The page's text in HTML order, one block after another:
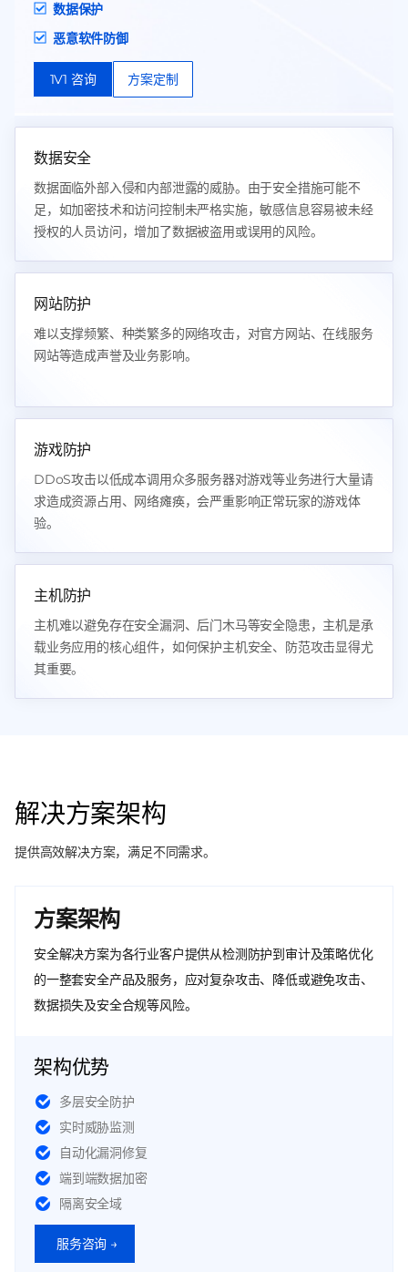
数据保护
恶意软件防御
1V1 咨询 方案定制
数据安全
数据面临外部入侵和内部泄露的威胁。由于安全措施可能不
足，如加密技术和访问控制未严格实施，敏感信息容易被未经
授权的人员访问，增加了数据被盗用或误用的风险。
网站防护
难以支撑频繁、种类繁多的网络攻击，对官方网站、在线服务
网站等造成声誉及业务影响。
游戏防护
DDoS攻击以低成本调用众多服务器对游戏等业务进行大量请
求造成资源占用、网络瘫痪，会严重影响正常玩家的游戏体
验。
主机防护
主机难以避免存在安全漏洞、后门木马等安全隐患，主机是承
载业务应用的核心组件，如何保护主机安全、防范攻击显得尤
其重要。
解决方案架构
提供高效解决方案，满足不同需求。
方案架构
安全解决方案为各行业客户提供从检测防护到审计及策略优化
的一整套安全产品及服务，应对复杂攻击、降低或避免攻击、
数据损失及安全合规等风险。
架构优势
多层安全防护
实时威胁监测
自动化漏洞修复
端到端数据加密
隔离安全域
服务咨询 →